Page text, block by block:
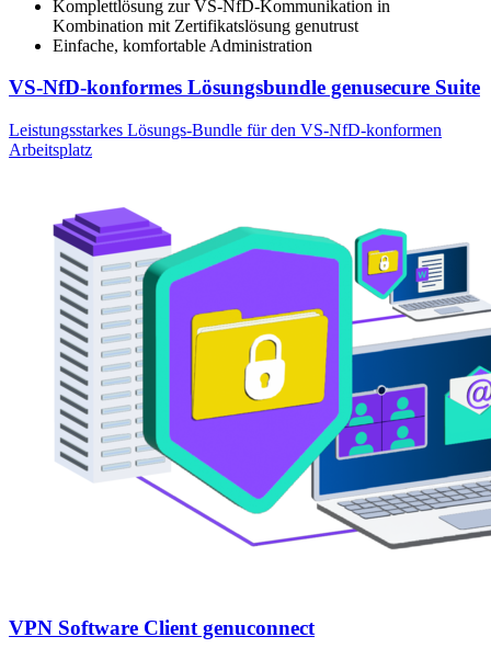
Komplettlösung zur VS-NfD-Kommunikation in
Kombination mit Zertifikatslösung genutrust
Einfache, komfortable Administration
VS-NfD-konformes Lösungsbundle genusecure Suite
Leistungsstarkes Lösungs-Bundle für den VS-NfD-konformen
Arbeitsplatz
VPN Software Client genuconnect